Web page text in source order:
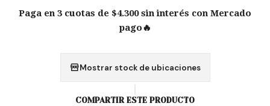
Paga en 3 cuotas de $4.300 sin interés con Mercado
pago🔥
Mostrar stock de ubicaciones
COMPARTIR ESTE PRODUCTO